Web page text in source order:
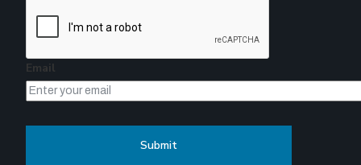
Email